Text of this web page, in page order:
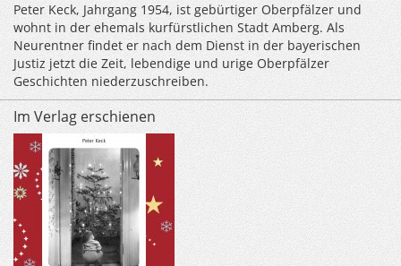
Peter Keck, Jahrgang 1954, ist gebürtiger Oberpfälzer und
wohnt in der ehemals kurfürstlichen Stadt Amberg. Als
Neurentner findet er nach dem Dienst in der bayerischen
Justiz jetzt die Zeit, lebendige und urige Oberpfälzer
Geschichten niederzuschreiben.
Im Verlag erschienen